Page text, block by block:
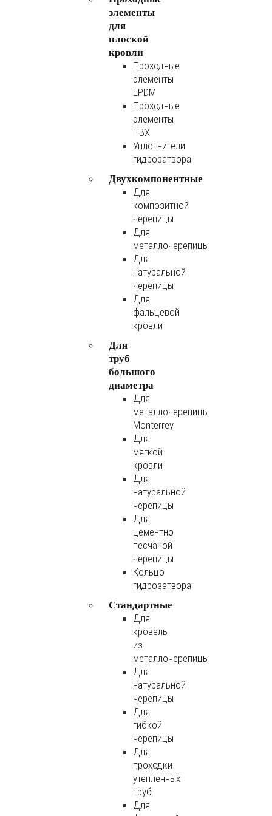
элементы
для
плоской
кровли
Проходные
элементы
EPDM
Проходные
элементы
ПВХ
Уплотнители
гидрозатвора
Двухкомпонентные
Для
композитной
черепицы
Для
металлочерепицы
Для
натуральной
черепицы
Для
фальцевой
кровли
Для
труб
большого
диаметра
Для
металлочерепицы
Monterrey
Для
мягкой
кровли
Для
натуральной
черепицы
Для
цементно
песчаной
черепицы
Кольцо
гидрозатвора
Стандартные
Для
кровель
из
металлочерепицы
Для
натуральной
черепицы
Для
гибкой
черепицы
Для
проходки
утепленных
труб
Для